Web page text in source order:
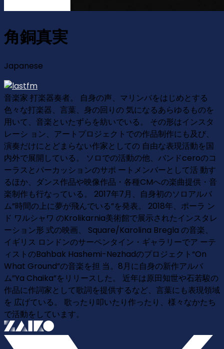
角銅真実
Japanese
音楽家 打楽器奏者。 自身の声、マリンバをはじめとする
色々な打楽器、言葉、身の回りの 気になるあらゆるものを
用いて、音楽といたずらを紡いでいる。 その形はインスタ
レーシ ョン、アートプロジェクトでの作品制作にも及び、
演奏だけにとどまらない作家としての 自由な表現活動を国
内外で展開している。 ソロでの活動の他、バンドceroのコ
ーラスとパーカッションのサポ ートメンバーとして活 動す
るほか、ダンス作品や映像作品・各種CMへの楽曲提供・音
楽制作も行なっている。 2017年7月、自身初のソロアルバ
ム”時間の上に夢が飛んでいる”を発表。 2018年、ポーラ ン
ド ワルシャワ のKrolikarnia美術館で展示されたインスタレ
ーション形 式の映画、 Square/Karolina Bregla の音楽、
イギリス ロンドンのサーペンタイン・ギャラリーでア ーテ
ィストのBahbak Hashemi-Nezhadのプロジェクト“On
What Ground”の音楽を担 当。8月に自身の新作アルバ
ム”Ya Chaika”をリリースした。 近年は原田知世や石若駿の
作品に作詞家として歌詞を提供するなど、言葉にも表現領域
を 広げている。 歌ったり叩いたり作ったり、様々なかたち
で活動をしています。